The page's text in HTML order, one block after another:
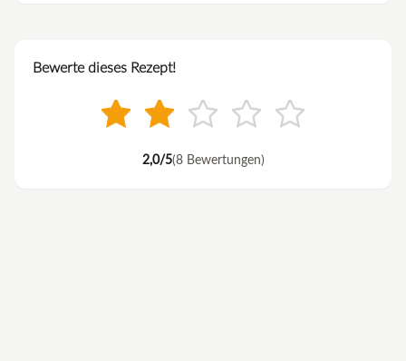
Bewerte dieses Rezept!
2,0/5(8 Bewertungen)